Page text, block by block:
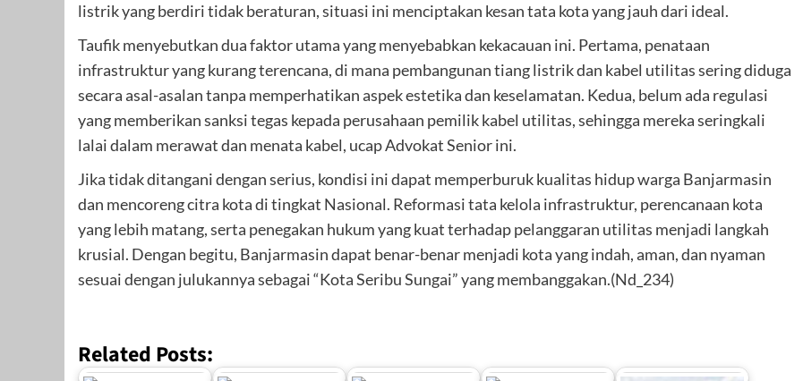
listrik yang berdiri tidak beraturan, situasi ini menciptakan kesan tata kota yang jauh dari ideal.
Taufik menyebutkan dua faktor utama yang menyebabkan kekacauan ini. Pertama, penataan
infrastruktur yang kurang terencana, di mana pembangunan tiang listrik dan kabel utilitas sering diduga
secara asal-asalan tanpa memperhatikan aspek estetika dan keselamatan. Kedua, belum ada regulasi
yang memberikan sanksi tegas kepada perusahaan pemilik kabel utilitas, sehingga mereka seringkali
lalai dalam merawat dan menata kabel, ucap Advokat Senior ini.
Jika tidak ditangani dengan serius, kondisi ini dapat memperburuk kualitas hidup warga Banjarmasin
dan mencoreng citra kota di tingkat Nasional. Reformasi tata kelola infrastruktur, perencanaan kota
yang lebih matang, serta penegakan hukum yang kuat terhadap pelanggaran utilitas menjadi langkah
krusial. Dengan begitu, Banjarmasin dapat benar-benar menjadi kota yang indah, aman, dan nyaman
sesuai dengan julukannya sebagai “Kota Seribu Sungai” yang membanggakan.(Nd_234)
Related Posts: